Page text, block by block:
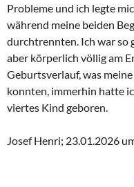
Probleme und ich legte
während meine beiden
durchtrennten. Ich war so
aber körperlich völlig am
Geburtsverlauf, was
konnten, immerhin hatte
viertes Kind geboren.
Josef Henri; 23.01.2026